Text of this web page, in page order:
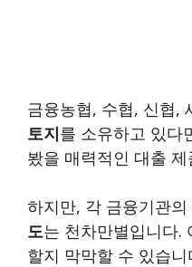
금융농협, 수협, 신협,
토지를 소유하고 있다
봤을 매력적인 대출 제
하지만, 각 금융기관의
도는 천차만별입니다.
할지 막막할 수 있습니